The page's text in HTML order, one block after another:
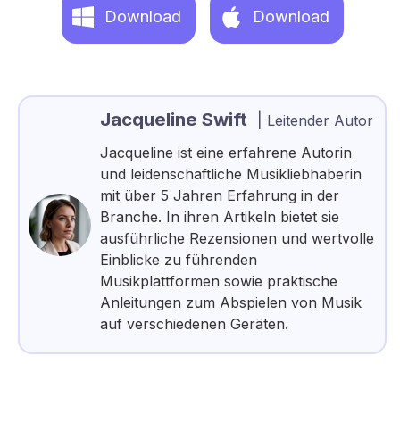
Download Download
Jacqueline Swift
Leitender Autor
Jacqueline ist eine erfahrene Autorin
und leidenschaftliche Musikliebhaberin
mit über 5 Jahren Erfahrung in der
Branche. In ihren Artikeln bietet sie
ausführliche Rezensionen und wertvolle
Einblicke zu führenden
Musikplattformen sowie praktische
Anleitungen zum Abspielen von Musik
auf verschiedenen Geräten.